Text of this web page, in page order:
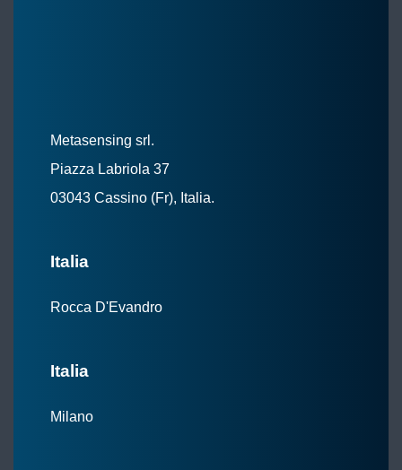
Metasensing srl.
Piazza Labriola 37
03043 Cassino (Fr), Italia.
Italia
Rocca D'Evandro
Italia
Milano